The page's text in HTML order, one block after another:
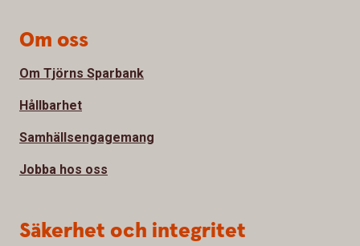
Om oss
Om Tjörns Sparbank
Hållbarhet
Samhällsengagemang
Jobba hos oss
Säkerhet och integritet